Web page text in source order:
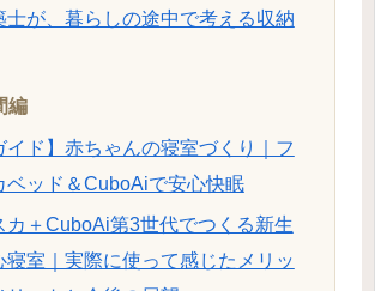
士が、暮らしの途中で考える収納
編
イド】赤ちゃんの寝室づくり｜フ
ベッド＆CuboAiで安心快眠
カ＋CuboAi第3世代でつくる新生
寝室｜実際に使って感じたメリッ